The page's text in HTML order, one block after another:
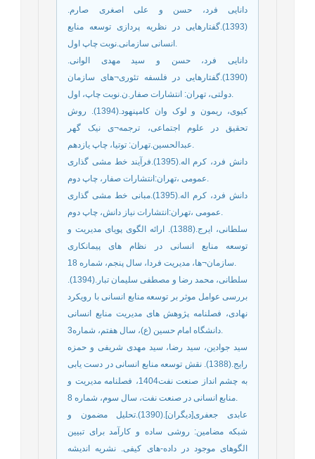
دانایی فرد، حسن و علی اصغری صارم.
(1393).گفتارهایی در نظریه پردازی توسعه منابع
انسانی سازمانی.نوبت چاپ اول.
دانایی فرد، حسن و سید مهدی الوانی.
(1390).گفتارهایی در فلسفه تئوری¬های سازمان
دولتی، تهران: انتشارات صفار.ن.نوبت چاپ، اول.
کیوی، ریمون و لوک وان کامپنهود.(1394). روش
تحقیق در علوم اجتماعی، ترجمه¬ی نیک گهر
عبدالحسین.تهران: توتیا، چاپ یازدهم.
دانش فرد، کرم اله.(1395).فرآیند خط مشی گذاری
عمومی ،تهران:انتشارات صفار، چاپ دوم.
دانش فرد، کرم اله.(1395).مبانی خط مشی گذاری
عمومی ،تهران:انتشارات نیاز دانش، چاپ دوم.
سلطانی، ایرج.(1388). ارائه الگوی پویای مدیریت و
توسعه منابع انسانی در نظام های پیمانکاری
سازمان¬ها، مدیریت فردا، سال پنجم، شماره 18.
سلطانی، محمد رضا و مصطفی سلیمان تبار.(1394).
بررسی عوامل موثر بر توسعه منابع انسانی با رویکرد
نهادی، فصلنامه پژوهش های مدیریت منابع انسانی
دانشگاه امام حسین (ع)، سال هفتم، شماره3.
سید جوادین، سید رضا، سید مهدی شریفی و حمزه
رایج.(1388). نقش توسعه منابع انسانی در دست یابی
به چشم انداز صنعت نفت1404، فصلنامه مدیریت و
منابع انسانی در صنعت نفت، سال سوم، شماره 8.
عابدی جعفری[دیگران].(1390).تحلیل مضمون و
شبکه مضامین: روشی ساده و کارآمد برای تبیین
الگوهای موجود در داده-های کیفی. نشریه اندیشه